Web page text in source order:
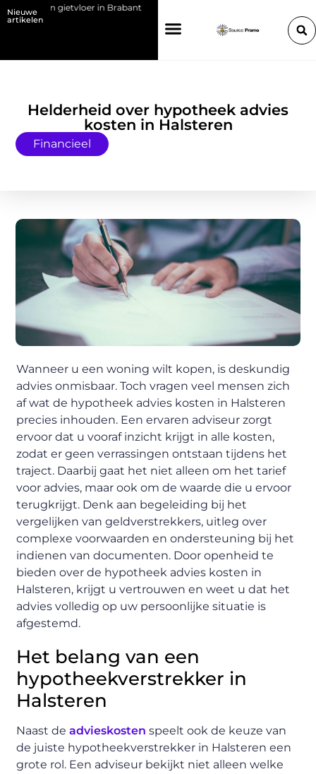
Nieuwe
artikelen
een gietvloer in Brabant Kies de juiste HP toner voor jouw printer
Helderheid over hypotheek advies
kosten in Halsteren
Financieel
Wanneer u een woning wilt kopen, is deskundig
advies onmisbaar. Toch vragen veel mensen zich
af wat de hypotheek advies kosten in Halsteren
precies inhouden. Een ervaren adviseur zorgt
ervoor dat u vooraf inzicht krijgt in alle kosten,
zodat er geen verrassingen ontstaan tijdens het
traject. Daarbij gaat het niet alleen om het tarief
voor advies, maar ook om de waarde die u ervoor
terugkrijgt. Denk aan begeleiding bij het
vergelijken van geldverstrekkers, uitleg over
complexe voorwaarden en ondersteuning bij het
indienen van documenten. Door openheid te
bieden over de hypotheek advies kosten in
Halsteren, krijgt u vertrouwen en weet u dat het
advies volledig op uw persoonlijke situatie is
afgestemd.
Het belang van een
hypotheekverstrekker in
Halsteren
Naast deadvieskosten speelt ook de keuze van
de juiste hypotheekverstrekker in Halsteren een
grote rol. Een adviseur bekijkt niet alleen welke